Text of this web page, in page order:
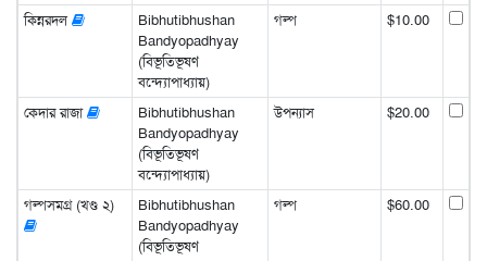
কিন্নরদল
Bibhutibhushan
Bandyopadhyay
(বিভূতিভূষণ
বন্দ্যোপাধ্যায়)
গল্প $10.00
কেদার রাজা
Bibhutibhushan
Bandyopadhyay
(বিভূতিভূষণ
বন্দ্যোপাধ্যায়)
উপন্যাস $20.00
গল্পসমগ্র (খণ্ড ২)
Bibhutibhushan
Bandyopadhyay
(বিভূতিভূষণ
গল্প $60.00